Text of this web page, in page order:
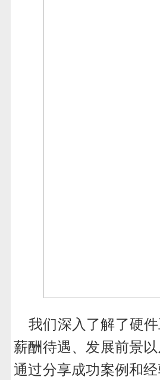
我们深入了解了硬
薪酬待遇、发展前景以
通过分享成功案例和